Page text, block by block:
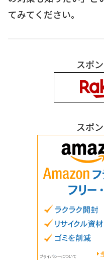
てみてください。
スポ
スポ